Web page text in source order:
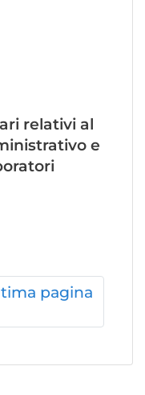
relativi al
e
pagina